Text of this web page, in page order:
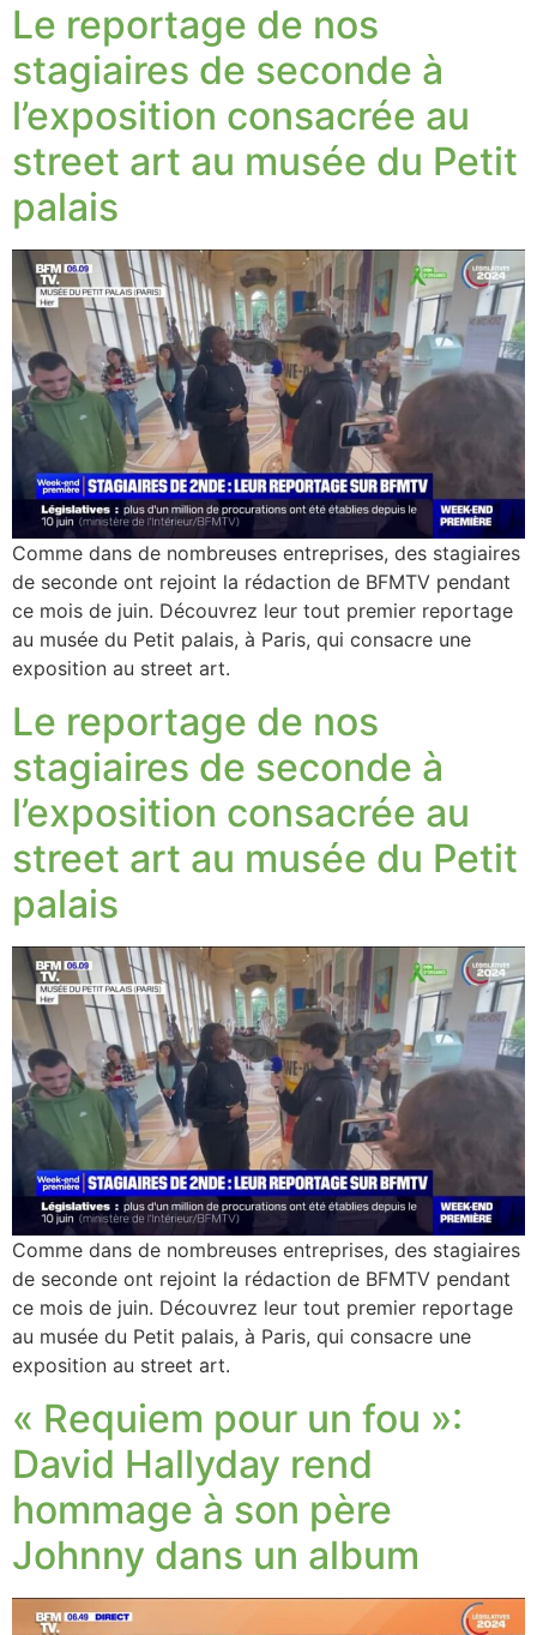
Le reportage de nos
stagiaires de seconde à
l’exposition consacrée au
street art au musée du Petit
palais
Comme dans de nombreuses entreprises, des stagiaires
de seconde ont rejoint la rédaction de BFMTV pendant
ce mois de juin. Découvrez leur tout premier reportage
au musée du Petit palais, à Paris, qui consacre une
exposition au street art.
Le reportage de nos
stagiaires de seconde à
l’exposition consacrée au
street art au musée du Petit
palais
Comme dans de nombreuses entreprises, des stagiaires
de seconde ont rejoint la rédaction de BFMTV pendant
ce mois de juin. Découvrez leur tout premier reportage
au musée du Petit palais, à Paris, qui consacre une
exposition au street art.
« Requiem pour un fou »:
David Hallyday rend
hommage à son père
Johnny dans un album